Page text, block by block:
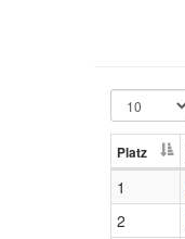
Platz
1
2